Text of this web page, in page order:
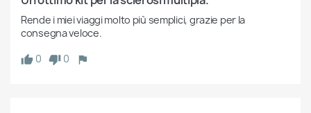
Rende i miei viaggi molto più semplici, grazie per la
consegna veloce.
0
0